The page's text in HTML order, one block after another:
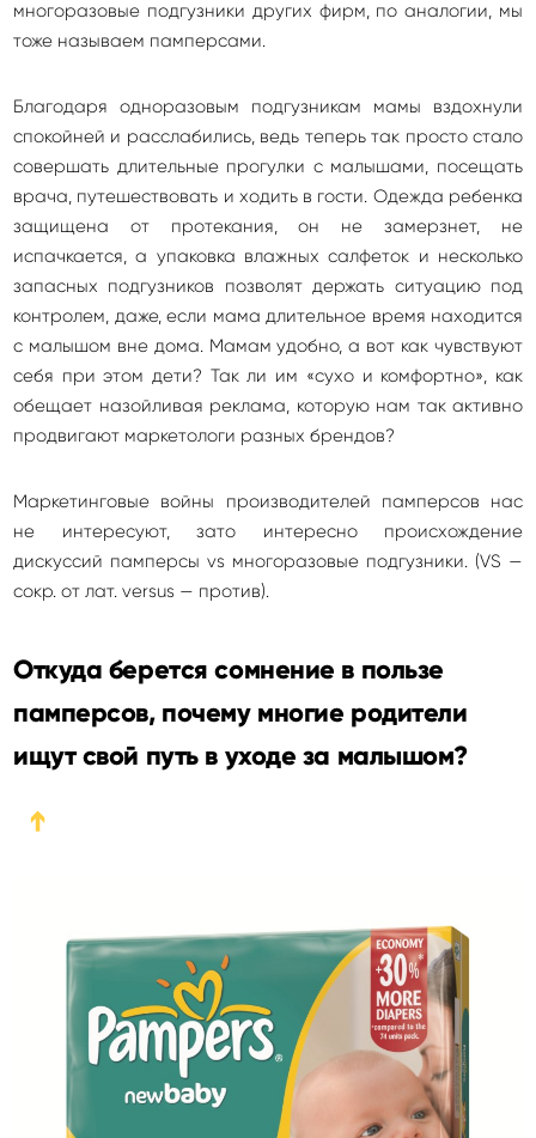
многоразовые подгузники других фирм, по аналогии, мы
тоже называем памперсами.
Благодаря одноразовым подгузникам мамы вздохнули
спокойней и расслабились, ведь теперь так просто стало
совершать длительные прогулки с малышами, посещать
врача, путешествовать и ходить в гости. Одежда ребенка
защищена от протекания, он не замерзнет, не
испачкается, а упаковка влажных салфеток и несколько
запасных подгузников позволят держать ситуацию под
контролем, даже, если мама длительное время находится
с малышом вне дома. Мамам удобно, а вот как чувствуют
себя при этом дети? Так ли им «сухо и комфортно», как
обещает назойливая реклама, которую нам так активно
продвигают маркетологи разных брендов?
Маркетинговые войны производителей памперсов нас
не интересуют, зато интересно происхождение
дискуссий памперсы vs многоразовые подгузники. (VS —
сокр. от лат. versus — против).
Откуда берется сомнение в пользе
памперсов, почему многие родители
ищут свой путь в уходе за малышом?
➔